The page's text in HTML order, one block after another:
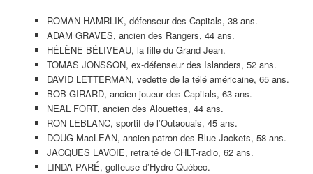
ROMAN HAMRLIK, défenseur des Capitals, 38 ans.
ADAM GRAVES, ancien des Rangers, 44 ans.
HÉLÈNE BÉLIVEAU, la fille du Grand Jean.
TOMAS JONSSON, ex-défenseur des Islanders, 52 ans.
DAVID LETTERMAN, vedette de la télé américaine, 65 ans.
BOB GIRARD, ancien joueur des Capitals, 63 ans.
NEAL FORT, ancien des Alouettes, 44 ans.
RON LEBLANC, sportif de l’Outaouais, 45 ans.
DOUG MacLEAN, ancien patron des Blue Jackets, 58 ans.
JACQUES LAVOIE, retraité de CHLT-radio, 62 ans.
LINDA PARÉ, golfeuse d’Hydro-Québec.